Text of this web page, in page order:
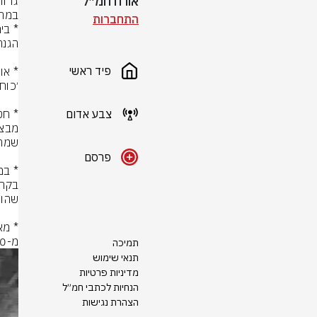
התחברות
פיד ראשי
צבע אדום
פרסם
תמיכה
תנאי שימוש
מדיניות פרטיות
הנחיות לכתבי חמ״ל
הצהרת נגישות
מ-400 מטרות ומחבלים כל ארגון הטרור חיזבאללה